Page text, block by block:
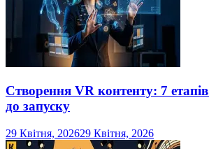
Створення VR контенту: 7 етапів
до запуску
29 Квітня, 202629 Квітня, 2026